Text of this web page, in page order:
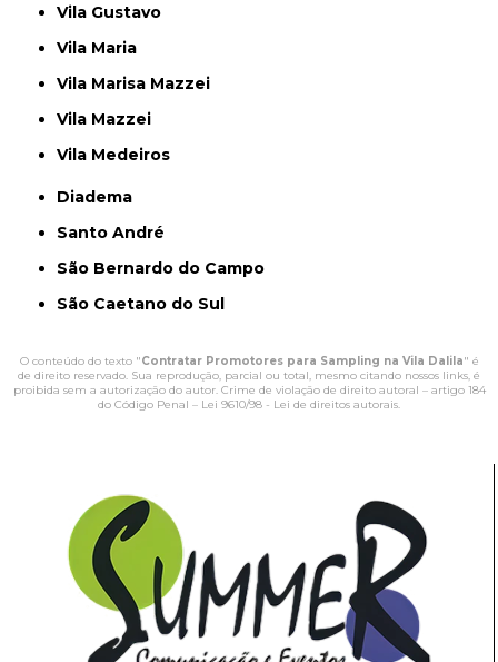
Vila Gustavo
Vila Maria
Vila Marisa Mazzei
Vila Mazzei
Vila Medeiros
Diadema
Santo André
São Bernardo do Campo
São Caetano do Sul
O conteúdo do texto "Contratar Promotores para Sampling na Vila Dalila" é
de direito reservado. Sua reprodução, parcial ou total, mesmo citando nossos links, é
proibida sem a autorização do autor. Crime de violação de direito autoral – artigo 184
do Código Penal – Lei 9610/98 - Lei de direitos autorais.